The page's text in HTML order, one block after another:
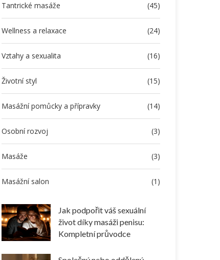
Tantrické masáže (45)
Wellness a relaxace (24)
Vztahy a sexualita (16)
Životní styl (15)
Masážní pomůcky a přípravky (14)
Osobní rozvoj (3)
Masáže (3)
Masážní salon (1)
Jak podpořit váš sexuální
život díky masáži penisu:
Kompletní průvodce